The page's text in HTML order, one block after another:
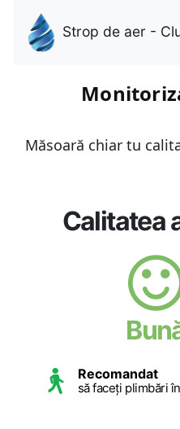
Strop de aer -
Măsoară chiar tu
Calitatea
Recomandat
să faceți plimbări